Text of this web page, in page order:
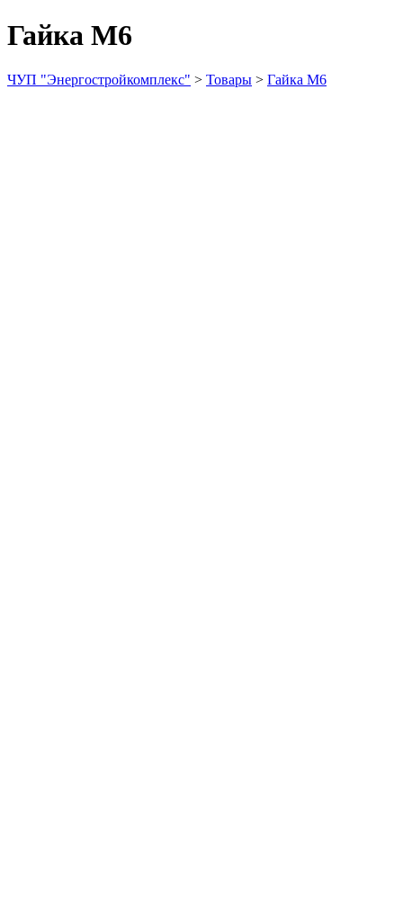
Гайка М6
ЧУП "Энергостройкомплекс" > Товары > Гайка М6